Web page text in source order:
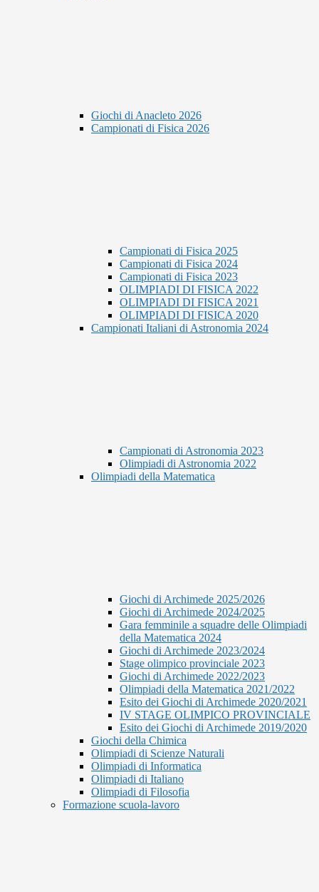
Giochi di Anacleto 2026
Campionati di Fisica 2026
Campionati di Fisica 2025
Campionati di Fisica 2024
Campionati di Fisica 2023
OLIMPIADI DI FISICA 2022
OLIMPIADI DI FISICA 2021
OLIMPIADI DI FISICA 2020
Campionati Italiani di Astronomia 2024
Campionati di Astronomia 2023
Olimpiadi di Astronomia 2022
Olimpiadi della Matematica
Giochi di Archimede 2025/2026
Giochi di Archimede 2024/2025
Gara femminile a squadre delle Olimpiadi
della Matematica 2024
Giochi di Archimede 2023/2024
Stage olimpico provinciale 2023
Giochi di Archimede 2022/2023
Olimpiadi della Matematica 2021/2022
Esito dei Giochi di Archimede 2020/2021
IV STAGE OLIMPICO PROVINCIALE
Esito dei Giochi di Archimede 2019/2020
Giochi della Chimica
Olimpiadi di Scienze Naturali
Olimpiadi di Informatica
Olimpiadi di Italiano
Olimpiadi di Filosofia
Formazione scuola-lavoro